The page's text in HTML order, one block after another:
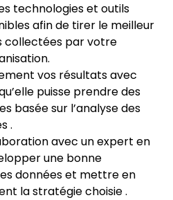
technologies et outils
afin de tirer le meilleur
collectées par votre
vos résultats avec
puisse prendre des
basée sur l’analyse des
.
avec un expert en
une bonne
données et mettre en
la stratégie choisie .